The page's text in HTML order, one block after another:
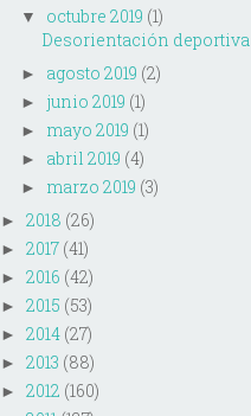
▼ octubre 2019 (1)
Desorientación deportiva
► agosto 2019 (2)
► junio 2019 (1)
► mayo 2019 (1)
► abril 2019 (4)
► marzo 2019 (3)
► 2018 (26)
► 2017 (41)
► 2016 (42)
► 2015 (53)
► 2014 (27)
► 2013 (88)
► 2012 (160)